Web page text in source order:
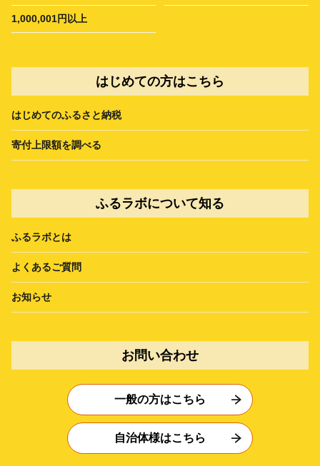
1,000,001円以上
はじめての方はこちら
はじめてのふるさと納税
寄付上限額を調べる
ふるラボについて知る
ふるラボとは
よくあるご質問
お知らせ
お問い合わせ
一般の方はこちら
自治体様はこちら